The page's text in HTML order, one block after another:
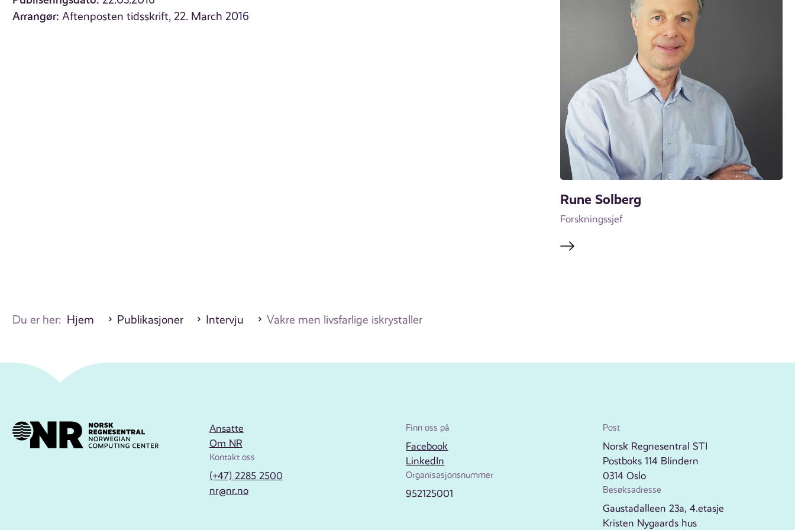
Arrangør: Aftenposten tidsskrift, 22. March 2016
Rune Solberg
Forskningssjef
Du er her: Hjem Publikasjoner Intervju Vakre men livsfarlige iskrystaller
Ansatte
Om NR
Kontakt oss
(+47) 2285 2500
nr@nr.no
Finn oss på
Facebook
LinkedIn
Organisasjonsnummer
952125001
Post
Norsk Regnesentral STI
Postboks 114 Blindern
0314 Oslo
Besøksadresse
Gaustadalleen 23a, 4.etasje
Kristen Nygaards hus